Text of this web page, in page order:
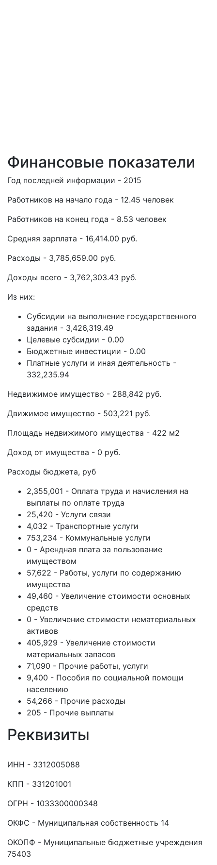
Финансовые показатели
Год последней информации - 2015
Работников на начало года - 12.45 человек
Работников на конец года - 8.53 человек
Средняя зарплата - 16,414.00 руб.
Расходы - 3,785,659.00 руб.
Доходы всего - 3,762,303.43 руб.
Из них:
Субсидии на выполнение государственного
задания - 3,426,319.49
Целевые субсидии - 0.00
Бюджетные инвестиции - 0.00
Платные услуги и иная деятельность -
332,235.94
Недвижимое имущество - 288,842 руб.
Движимое имущество - 503,221 руб.
Площадь недвижимого имущества - 422 м2
Доход от имущества - 0 руб.
Расходы бюджета, руб
2,355,001 - Оплата труда и начисления на
выплаты по оплате труда
25,420 - Услуги связи
4,032 - Транспортные услуги
753,234 - Коммунальные услуги
0 - Арендная плата за пользование
имуществом
57,622 - Работы, услуги по содержанию
имущества
49,460 - Увеличение стоимости основных
средств
0 - Увеличение стоимости нематериальных
активов
405,929 - Увеличение стоимости
материальных запасов
71,090 - Прочие работы, услуги
9,400 - Пособия по социальной помощи
населению
54,266 - Прочие расходы
205 - Прочие выплаты
Реквизиты
ИНН - 3312005088
КПП - 331201001
ОГРН - 1033300000348
ОКФС - Муниципальная собственность 14
ОКОПФ - Муниципальные бюджетные учреждения
75403